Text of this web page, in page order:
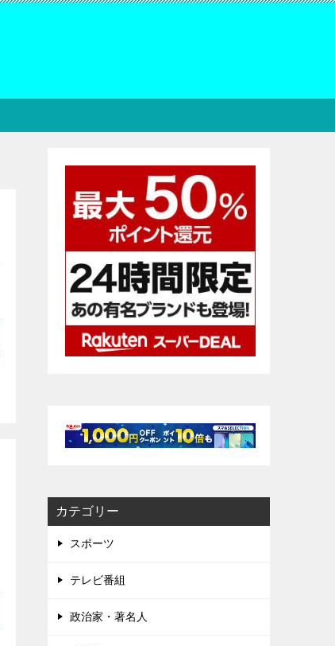
カテゴリー
スポーツ
テレビ番組
政治家・著名人